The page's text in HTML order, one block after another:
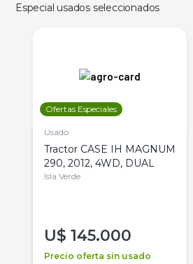
Especial usados seleccionados
Ofertas Especiales
Usado
Tractor CASE IH MAGNUM
290, 2012, 4WD, DUAL
Isla Verde
U$ 145.000
Precio oferta sin usado